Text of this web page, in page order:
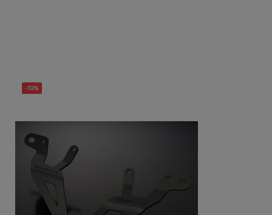
-10%